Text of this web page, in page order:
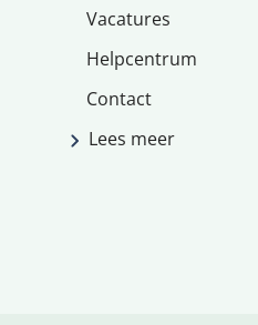
Vacatures
Helpcentrum
Contact
Lees meer